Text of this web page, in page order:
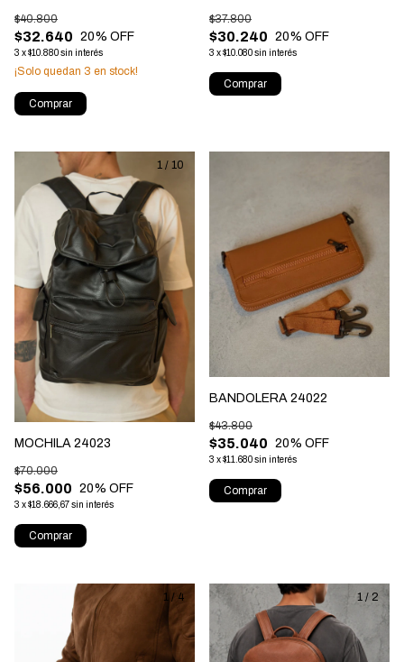
$32.640
$40.800
20% OFF
3 x$10.880sin interés
¡Solo quedan 3 en stock!
Comprar
$30.240
$37.800
20% OFF
3 x$10.080sin interés
Comprar
1 / 10
MOCHILA 24023
$56.000
$70.000
20% OFF
3 x$18.666,67sin interés
Comprar
BANDOLERA 24022
$35.040
$43.800
20% OFF
3 x$11.680sin interés
Comprar
1 / 4 1 / 2